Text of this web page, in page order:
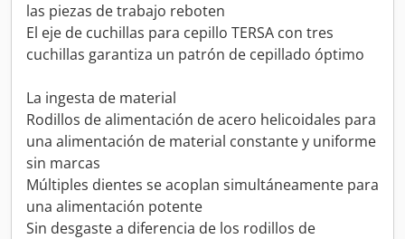
las piezas de trabajo reboten
El eje de cuchillas para cepillo TERSA con tres
cuchillas garantiza un patrón de cepillado óptimo
La ingesta de material
Rodillos de alimentación de acero helicoidales para
una alimentación de material constante y uniforme
sin marcas
Múltiples dientes se acoplan simultáneamente para
una alimentación potente
Sin desgaste a diferencia de los rodillos de